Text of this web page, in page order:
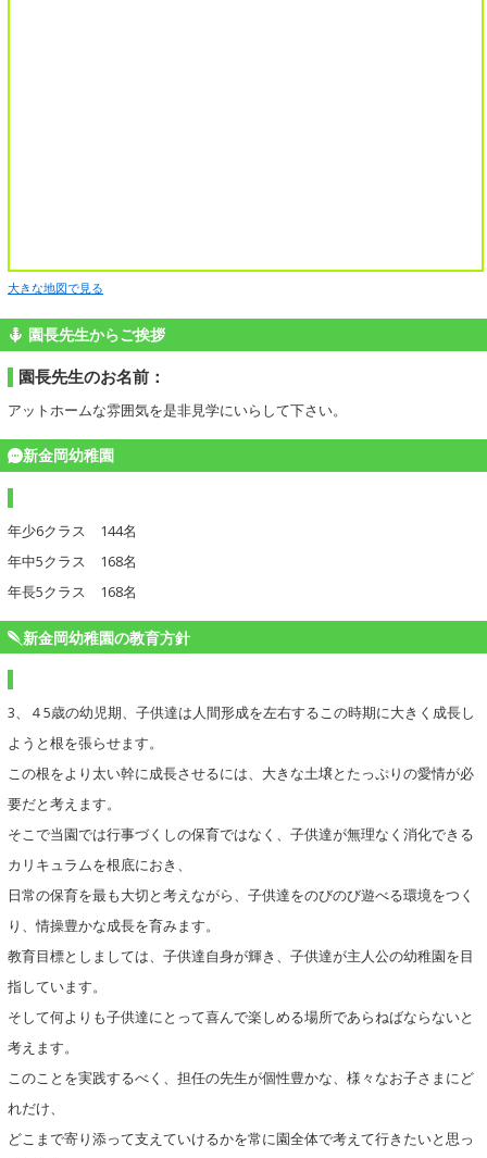
大きな地図で見る
園長先生からご挨拶
園長先生のお名前：
アットホームな雰囲気を是非見学にいらして下さい。
新金岡幼稚園
年少6クラス 144名
年中5クラス 168名
年長5クラス 168名
新金岡幼稚園の教育方針
3、４5歳の幼児期、子供達は人間形成を左右するこの時期に大きく成長し
ようと根を張らせます。
この根をより太い幹に成長させるには、大きな土壌とたっぷりの愛情が必
要だと考えます。
そこで当園では行事づくしの保育ではなく、子供達が無理なく消化できる
カリキュラムを根底におき、
日常の保育を最も大切と考えながら、子供達をのびのび遊べる環境をつく
り、情操豊かな成長を育みます。
教育目標としましては、子供達自身が輝き、子供達が主人公の幼稚園を目
指しています。
そして何よりも子供達にとって喜んで楽しめる場所であらねばならないと
考えます。
このことを実践するべく、担任の先生が個性豊かな、様々なお子さまにど
れだけ、
どこまで寄り添って支えていけるかを常に園全体で考えて行きたいと思っ